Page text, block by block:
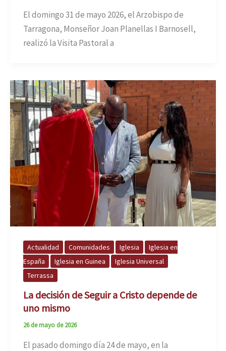
El domingo 31 de mayo 2026, el Arzobispo de
Tarragona, Monseñor Joan Planellas I Barnosell,
realizó la Visita Pastoral a
Actualidad Comunidades Iglesia
Iglesia en
España
Iglesia en Guinea
Iglesia Universal
Terrassa
La decisión de Seguir a Cristo depende de
uno mismo
26 de mayo de 2026
El pasado domingo día 24 de mayo, en la